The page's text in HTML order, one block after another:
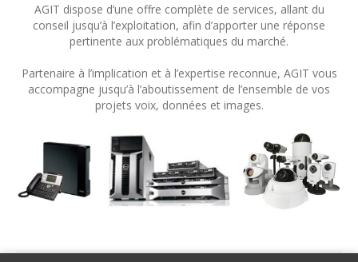
AGIT dispose d’une offre complète de services, allant du
conseil jusqu’à l’exploitation, afin d’apporter une réponse
pertinente aux problématiques du marché.
Partenaire à l’implication et à l’expertise reconnue, AGIT vous
accompagne jusqu’à l’aboutissement de l’ensemble de vos
projets voix, données et images.